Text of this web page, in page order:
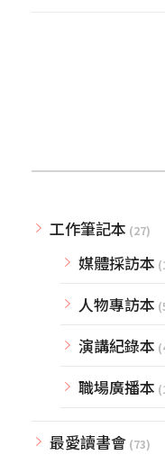
工作筆記本 (27)
媒體採訪本
人物專訪本
演講紀錄本
職場廣播本
最愛讀書會 (73)